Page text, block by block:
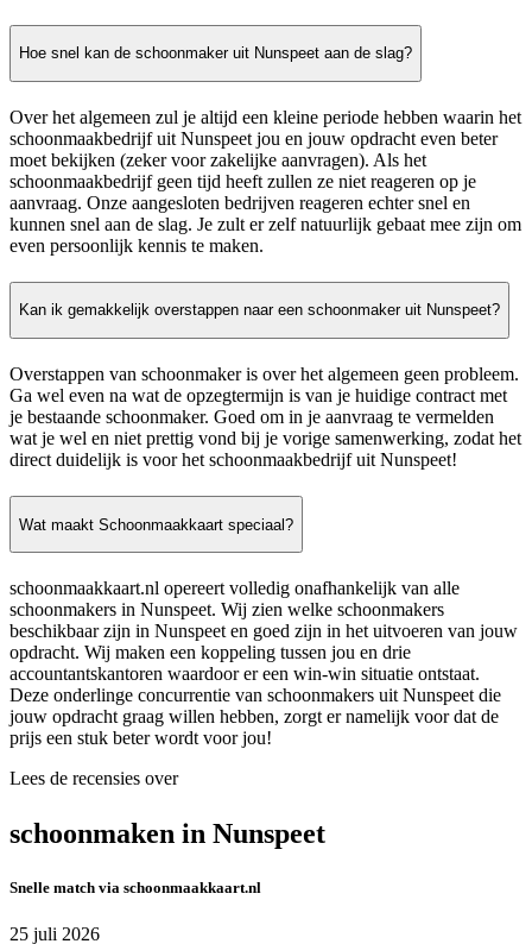
Hoe snel kan de schoonmaker uit Nunspeet aan de slag?
Over het algemeen zul je altijd een kleine periode hebben waarin het
schoonmaakbedrijf uit Nunspeet jou en jouw opdracht even beter
moet bekijken (zeker voor zakelijke aanvragen). Als het
schoonmaakbedrijf geen tijd heeft zullen ze niet reageren op je
aanvraag. Onze aangesloten bedrijven reageren echter snel en
kunnen snel aan de slag. Je zult er zelf natuurlijk gebaat mee zijn om
even persoonlijk kennis te maken.
Kan ik gemakkelijk overstappen naar een schoonmaker uit Nunspeet?
Overstappen van schoonmaker is over het algemeen geen probleem.
Ga wel even na wat de opzegtermijn is van je huidige contract met
je bestaande schoonmaker. Goed om in je aanvraag te vermelden
wat je wel en niet prettig vond bij je vorige samenwerking, zodat het
direct duidelijk is voor het schoonmaakbedrijf uit Nunspeet!
Wat maakt Schoonmaakkaart speciaal?
schoonmaakkaart.nl opereert volledig onafhankelijk van alle
schoonmakers in Nunspeet. Wij zien welke schoonmakers
beschikbaar zijn in Nunspeet en goed zijn in het uitvoeren van jouw
opdracht. Wij maken een koppeling tussen jou en drie
accountantskantoren waardoor er een win-win situatie ontstaat.
Deze onderlinge concurrentie van schoonmakers uit Nunspeet die
jouw opdracht graag willen hebben, zorgt er namelijk voor dat de
prijs een stuk beter wordt voor jou!
Lees de recensies over
schoonmaken in Nunspeet
Snelle match via schoonmaakkaart.nl
25 juli 2026